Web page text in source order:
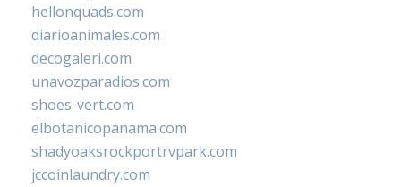
hellonquads.com
diarioanimales.com
decogaleri.com
unavozparadios.com
shoes-vert.com
elbotanicopanama.com
shadyoaksrockportrvpark.com
jccoinlaundry.com